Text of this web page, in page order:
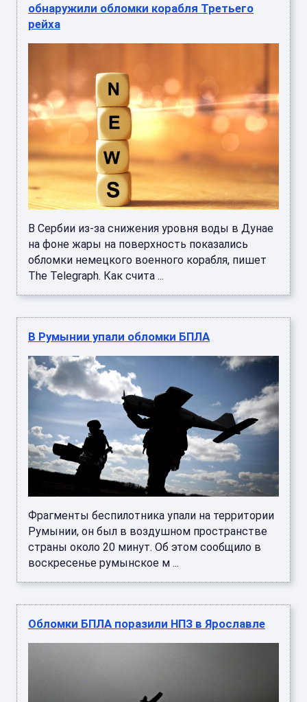
обнаружили обломки корабля Третьего
рейха
В Сербии из-за снижения уровня воды в Дунае
на фоне жары на поверхность показались
обломки немецкого военного корабля, пишет
The Telegraph. Как счита ...
В Румынии упали обломки БПЛА
Фрагменты беспилотника упали на территории
Румынии, он был в воздушном пространстве
страны около 20 минут. Об этом сообщило в
воскресенье румынское м ...
Обломки БПЛА поразили НПЗ в Ярославле